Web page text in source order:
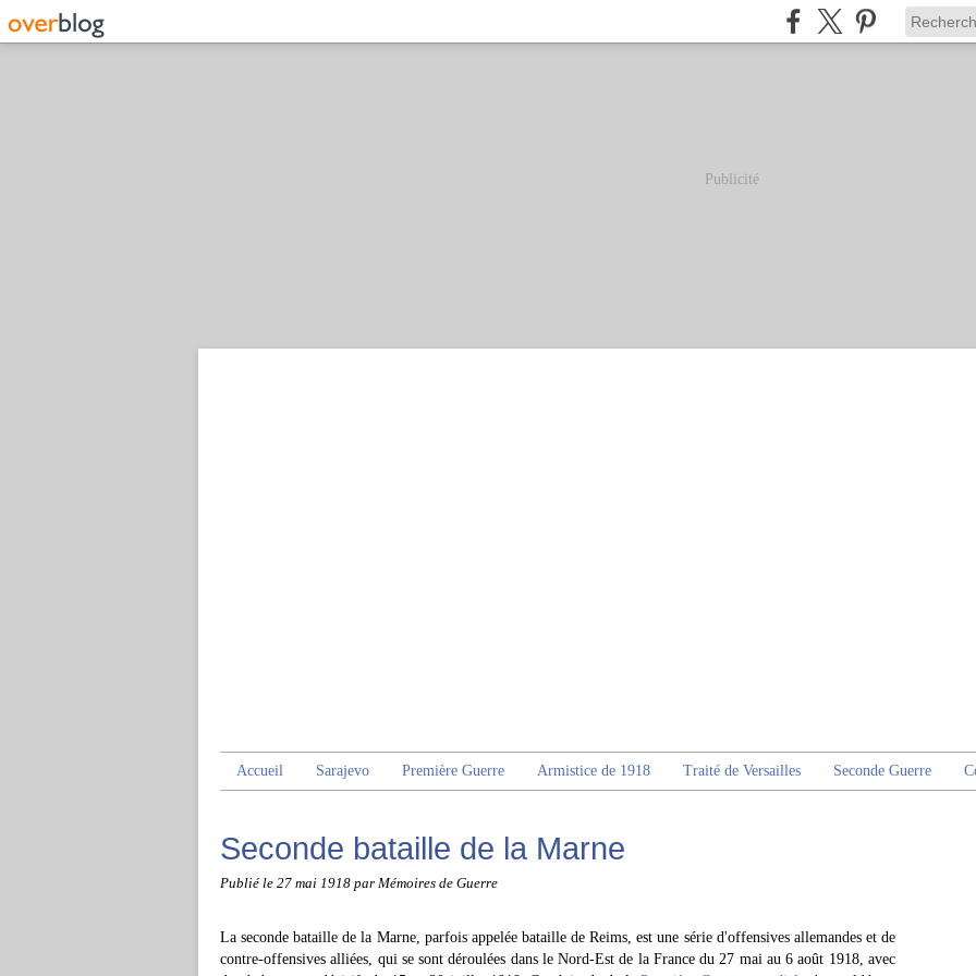
Publicité
Accueil Sarajevo Première Guerre Armistice de 1918 Traité de Versailles Seconde Guerre
Seconde bataille de la Marne
Publié le 27 mai 1918 par Mémoires de Guerre
La seconde bataille de la Marne, parfois appelée bataille de Reims, est une série d'offensives allemandes et de
contre-offensives alliées, qui se sont déroulées dans le Nord-Est de la France du 27 mai au 6 août 1918, avec